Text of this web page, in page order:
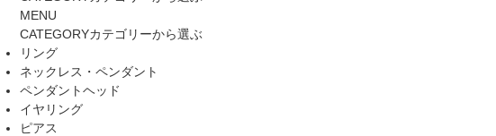
MENU
CATEGORYカテゴリーから選ぶ
リング
ネックレス・ペンダント
ペンダントヘッド
イヤリング
ピアス